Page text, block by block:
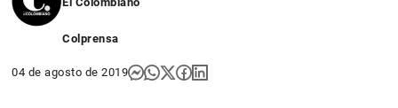
Colprensa
04 de agosto de 2019